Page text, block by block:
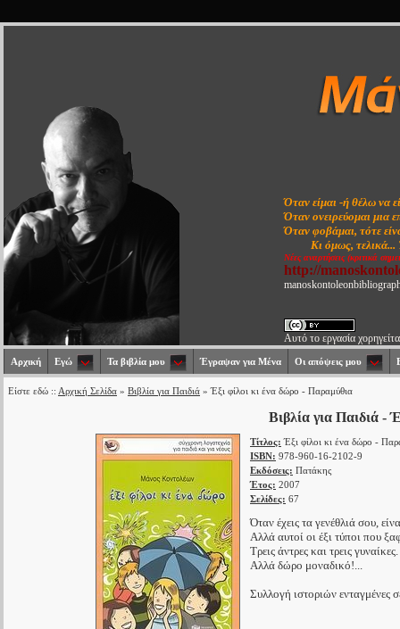
Όταν είμαι -ή θέλω να
Όταν ονειρεύομαι μια
Όταν φοβάμαι, τότε
Κι όμως, τελικά...
Νέες αναρτήσεις (κριτικά
http://
Αυτό το εργασία
Αρχική Εγώ Τα βιβλία μου Έγραψαν για Μένα Οι απόψεις μου
Είστε εδώ :: Αρχική Σελίδα » Βιβλία για Παιδιά » Έξι φίλοι κι ένα δώρο - Παραμύθια
Βιβλία για Παιδιά -
Τίτλος: Έξι φίλοι κι ένα δώρο -
ISBN: 978-960-16-2102-9
Εκδόσεις: Πατάκης
Έτος: 2007
Σελίδες: 67
Όταν έχεις τα γενέθλιά σου,
Αλλά αυτοί οι έξι τύποι που
Τρεις άντρες και τρεις
Αλλά δώρο μοναδικό!...
Συλλογή ιστοριών ενταγμένες